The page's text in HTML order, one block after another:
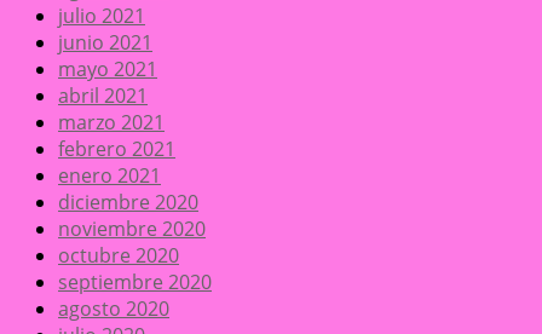
julio 2021
junio 2021
mayo 2021
abril 2021
marzo 2021
febrero 2021
enero 2021
diciembre 2020
noviembre 2020
octubre 2020
septiembre 2020
agosto 2020